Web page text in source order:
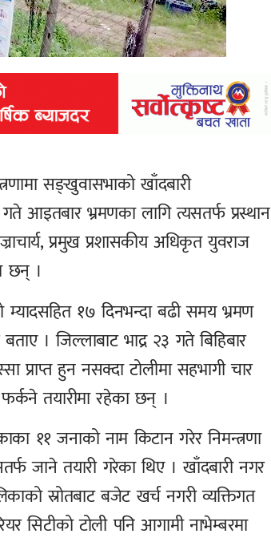
सङ्खुवासभाको खाँदबारी
गते आइतबार भ्रमणका लागि त्यसतर्फ प्रस्थान
प्रमुख प्रशासकीय अधिकृत युवराज
छन् ।
म्यादसहित १७ दिनभन्दा बढी समय भ्रमण
। जिल्लाबाट भाद्र २३ गते बिहिबार
प्राप्त हुन नसक्दा टोलीमा सहभागी चार
तयारीमा रहेका छन् ।
११ जनाको नाम किटान गरेर निमन्त्रणा
जाने तयारी गरेका थिए । खाँदबारी नगर
स्रोतबाट बजेट खर्च नगरी व्यक्तिगत
सिटीको टोली पनि आगामी नाभेम्बरमा